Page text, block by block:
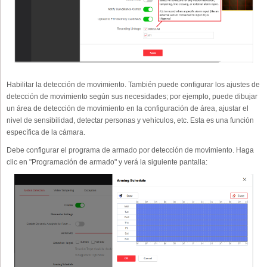
Habilitar la detección de movimiento. También puede configurar los ajustes de
detección de movimiento según sus necesidades; por ejemplo, puede dibujar
un área de detección de movimiento en la configuración de área, ajustar el
nivel de sensibilidad, detectar personas y vehículos, etc. Esta es una función
específica de la cámara.
Debe configurar el programa de armado por detección de movimiento. Haga
clic en "Programación de armado" y verá la siguiente pantalla: